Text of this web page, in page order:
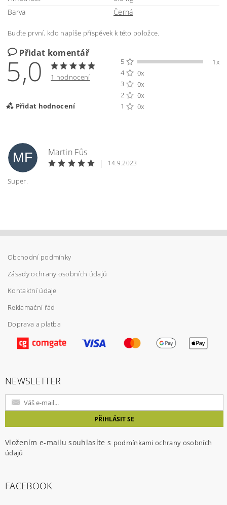
Barva
Černá
Buďte první, kdo napíše příspěvek k této položce.
Přidat komentář
5,0 1 hodnocení
Přidat hodnocení
5
1x
4
0x
3
0x
2
0x
1
0x
Vložením hodnocení souhlasíte s
ochrany osobních údajů
MF
Martin Fůs
|
14.9.2023
Super.
Obchodní podmínky
Zásady ochrany osobních údajů
Kontaktní údaje
Reklamační řád
Doprava a platba
NEWSLETTER
Vložením e-mailu souhlasíte s podmínkami ochrany osobních
údajů
FACEBOOK